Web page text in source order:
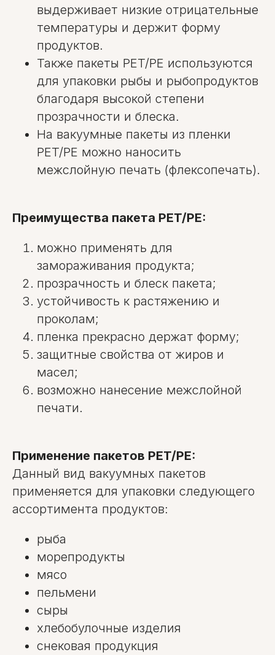
выдерживает низкие отрицательные
температуры и держит форму
продуктов.
Также пакеты PET/PE используются
для упаковки рыбы и рыбопродуктов
благодаря высокой степени
прозрачности и блеска.
На вакуумные пакеты из пленки
PET/PE можно наносить
межслойную печать (флексопечать).
Преимущества пакета PET/PE:
можно применять для
замораживания продукта;
прозрачность и блеск пакета;
устойчивость к растяжению и
проколам;
пленка прекрасно держат форму;
защитные свойства от жиров и
масел;
возможно нанесение межслойной
печати.
Применение пакетов PET/PE:
Данный вид вакуумных пакетов
применяется для упаковки следующего
ассортимента продуктов:
рыба
морепродукты
мясо
пельмени
сыры
хлебобулочные изделия
снековая продукция
ОМ-СЕРВИС
г.Минск, ул. Олешева, 14,
2-й этаж, каб. 2.
info@1454569.by
+375 (29) 145-45-69
+375 (17) 300-48-26